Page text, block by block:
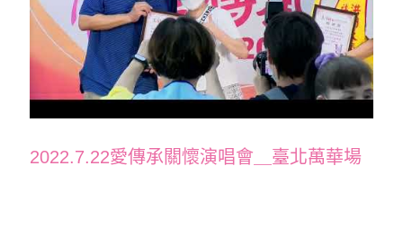
2022.7.22愛傳承關懷演唱會＿臺北萬華場